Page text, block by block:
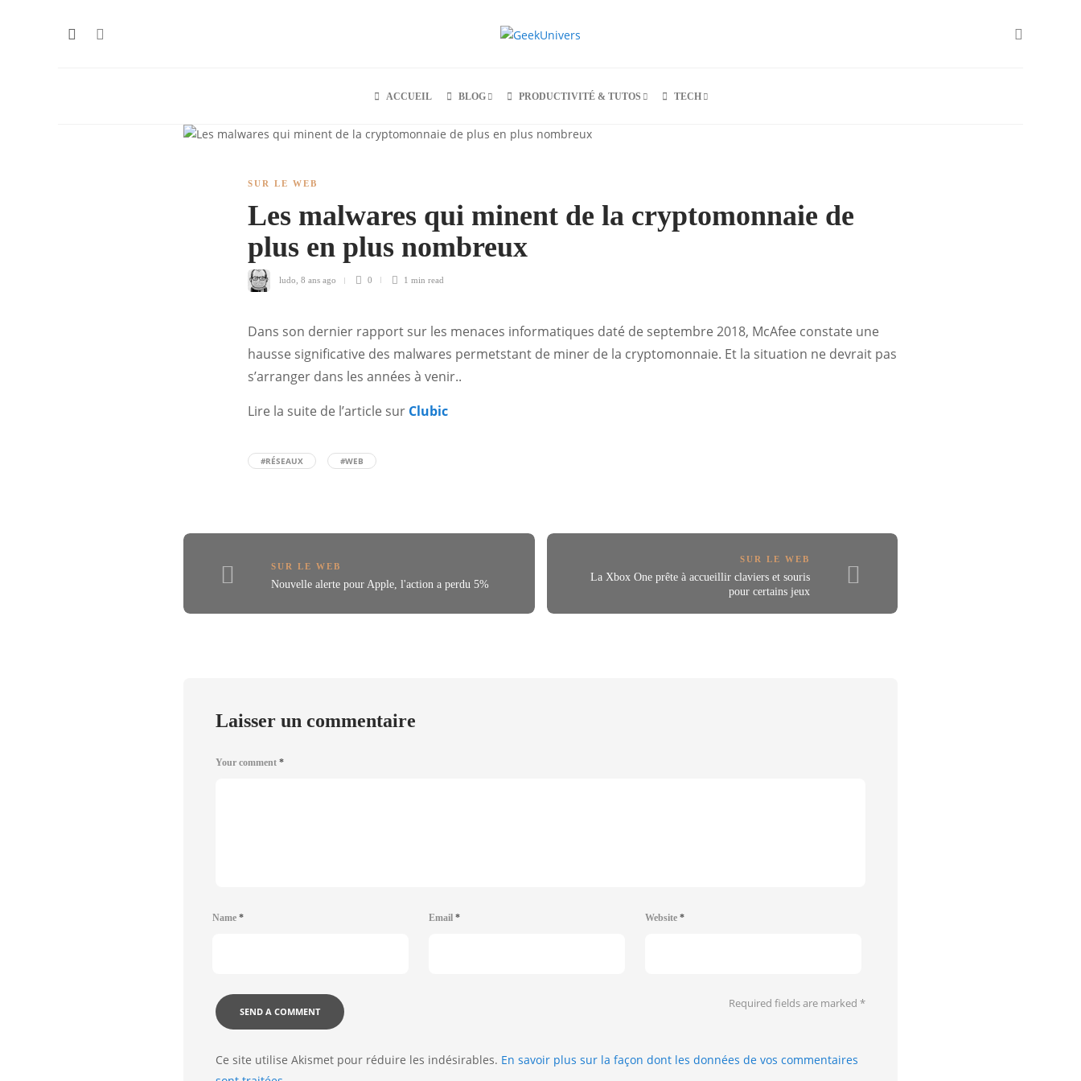
ACCUEIL BLOG PRODUCTIVITÉ & TUTOS TECH
SUR LE WEB
Les malwares qui minent de la cryptomonnaie de
plus en plus nombreux
ludo 8 ans ago 0 1 min read
Dans son dernier rapport sur les menaces informatiques daté de septembre 2018, McAfee constate une
hausse significative des malwares permetstant de miner de la cryptomonnaie. Et la situation ne devrait pas
s’arranger dans les années à venir..
Lire la suite de l’article sur Clubic
#RÉSEAUX #WEB
SUR LE WEB
Nouvelle alerte pour Apple, l'action a perdu 5%
SUR LE WEB
La Xbox One prête à accueillir claviers et souris
pour certains jeux
Laisser un commentaire
Your comment *
Name * Email* Website*
Required fields are marked *
Ce site utilise Akismet pour réduire les indésirables. En savoir plus sur la façon dont les données de vos commentaires